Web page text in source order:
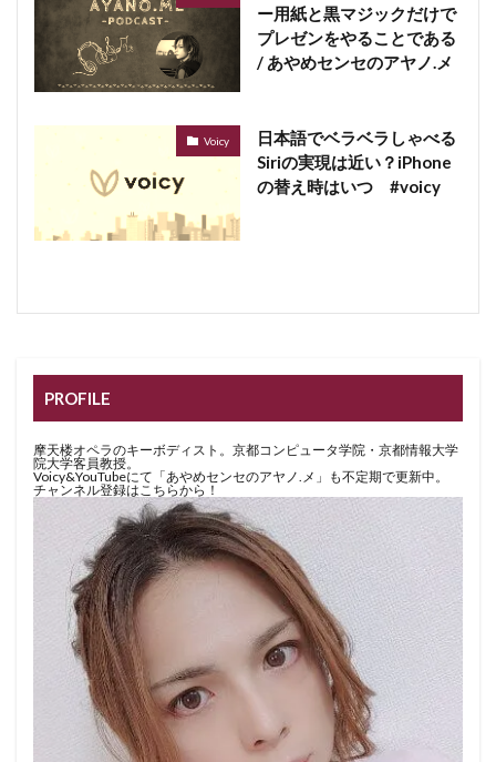
ー用紙と黒マジックだけで
プレゼンをやることである
/ あやめセンセのアヤノ.メ
Voicy
日本語でベラベラしゃべる
Siriの実現は近い？iPhone
の替え時はいつ #voicy
PROFILE
摩天楼オペラのキーボディスト。京都コンピュータ学院・京都情報大学
院大学客員教授。
Voicy&YouTubeにて「あやめセンセのアヤノ.メ」も不定期で更新中。
チャンネル登録はこちらから！